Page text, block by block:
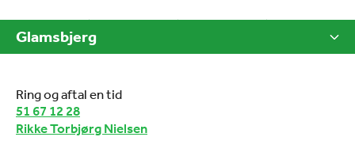
Glamsbjerg
Ring og aftal en tid
51 67 12 28
Rikke Torbjørg Nielsen